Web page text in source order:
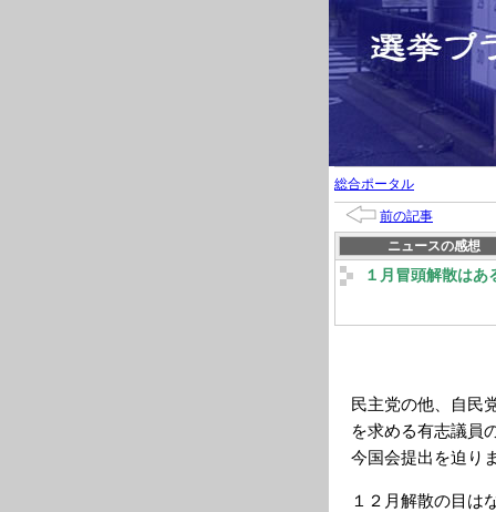
総合ポータル
前の記事
ニュースの感想
１月冒頭解散はあ
民主党の他、自民
を求める有志議員
今国会提出を迫り
１２月解散の目は